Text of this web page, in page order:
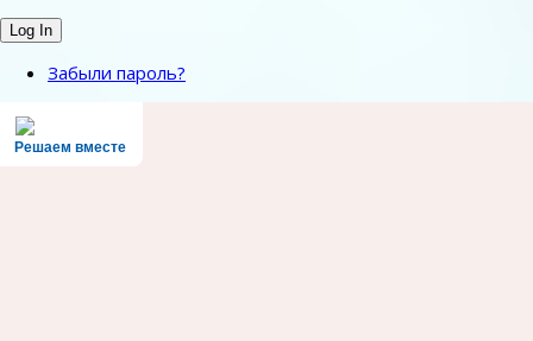
Забыли пароль?
Решаем вместе